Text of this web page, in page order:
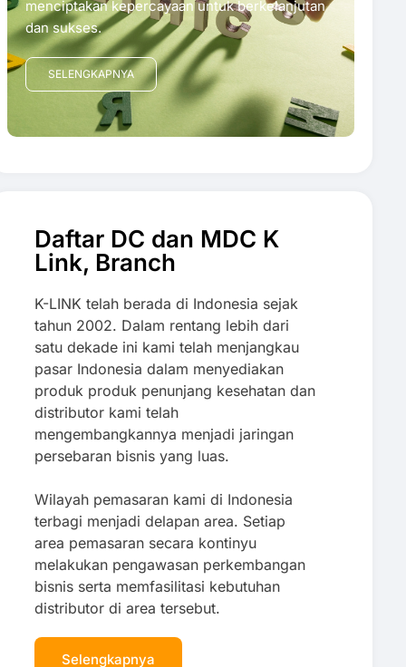
menciptakan kepercayaan untuk berkelanjutan
dan sukses.
SELENGKAPNYA
Daftar DC dan MDC K
Link, Branch
K-LINK telah berada di Indonesia sejak
tahun 2002. Dalam rentang lebih dari
satu dekade ini kami telah menjangkau
pasar Indonesia dalam menyediakan
produk produk penunjang kesehatan dan
distributor kami telah
mengembangkannya menjadi jaringan
persebaran bisnis yang luas.
Wilayah pemasaran kami di Indonesia
terbagi menjadi delapan area. Setiap
area pemasaran secara kontinyu
melakukan pengawasan perkembangan
bisnis serta memfasilitasi kebutuhan
distributor di area tersebut.
Selengkapnya